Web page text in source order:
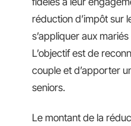
réduction d’impôt sur
s’appliquer aux
L’objectif est de
couple et d’apporter
seniors.
Le montant de la